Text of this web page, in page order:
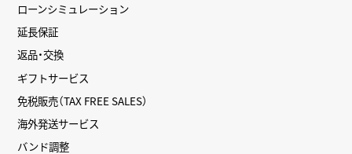
ローンシミュレーション
延長保証
返品・交換
ギフトサービス
免税販売（TAX FREE SALES）
海外発送サービス
バンド調整